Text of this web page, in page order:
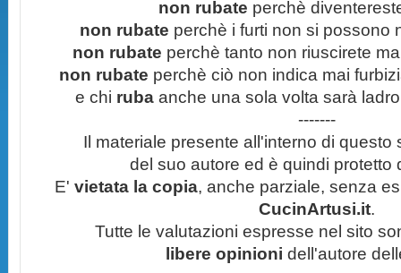
non rubate perchè
non rubate perchè i furti non si possono
non rubate perchè tanto non riuscirete
non rubate perchè ciò non indica mai
e chi ruba anche una sola volta sarà
-------
Il materiale presente all'interno di questo
del suo autore ed è quindi protetto
E' vietata la copia, anche parziale, senza
CucinArtusi.it.
Tutte le valutazioni espresse nel sito
libere opinioni dell'autore